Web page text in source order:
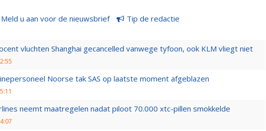
Meld u aan voor de nieuwsbrief Tip de redactie
vluchten Shanghai gecancelled vanwege tyfoon, ook KLM vliegt niet
Noorse tak SAS op laatste moment afgeblazen
neemt maatregelen nadat piloot 70.000 xtc-pillen smokkelde